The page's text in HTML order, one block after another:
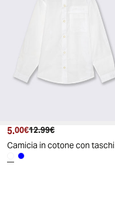
Prezzo attuale
5.00€ Prezzo originale
12.99€